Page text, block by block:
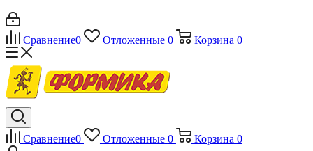
Сравнение0 Отложенные 0 Корзина 0
Сравнение0 Отложенные 0 Корзина 0